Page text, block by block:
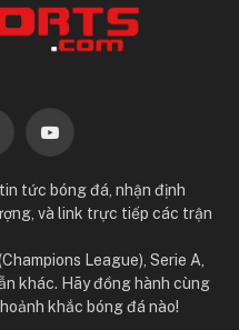
YouTube
tức bóng đá, nhận định
và link trực tiếp các trận
League), Serie A,
khác. Hãy đồng hành cùng
khắc bóng đá nào!